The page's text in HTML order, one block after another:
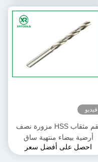
فيديو
لقم مثقاب HSS مزورة نصف
أرضية بيضاء منتهية ساق
مستقيمة DIN 338 مثقاب ساق
احصل على أفضل سعر